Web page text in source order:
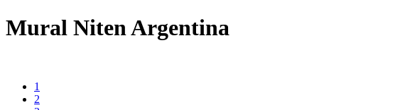
Mural Niten Argentina
1
2